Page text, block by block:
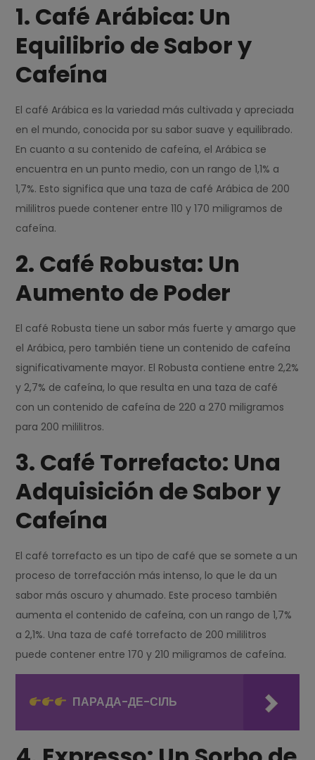
1. Café Arábica: Un
Equilibrio de Sabor y
Cafeína
El café Arábica es la variedad más cultivada y apreciada
en el mundo, conocida por su sabor suave y equilibrado.
En cuanto a su contenido de cafeína, el Arábica se
encuentra en un punto medio, con un rango de 1,1% a
1,7%. Esto significa que una taza de café Arábica de 200
mililitros puede contener entre 110 y 170 miligramos de
cafeína.
2. Café Robusta: Un
Aumento de Poder
El café Robusta tiene un sabor más fuerte y amargo que
el Arábica, pero también tiene un contenido de cafeína
significativamente mayor. El Robusta contiene entre 2,2%
y 2,7% de cafeína, lo que resulta en una taza de café
con un contenido de cafeína de 220 a 270 miligramos
para 200 mililitros.
3. Café Torrefacto: Una
Adquisición de Sabor y
Cafeína
El café torrefacto es un tipo de café que se somete a un
proceso de torrefacción más intenso, lo que le da un
sabor más oscuro y ahumado. Este proceso también
aumenta el contenido de cafeína, con un rango de 1,7%
a 2,1%. Una taza de café torrefacto de 200 mililitros
puede contener entre 170 y 210 miligramos de cafeína.
ПАРАДА-ДЕ-СІЛЬ